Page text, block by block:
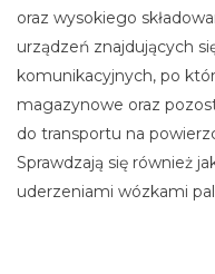
oraz wysokiego
urządzeń znajdujących
komunikacyjnych, po
magazynowe oraz
do transportu na
Sprawdzają się również
uderzeniami wózkami